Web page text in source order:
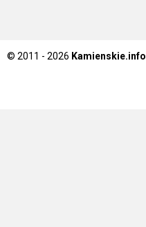
© 2011 - 2026 Kamienskie.info